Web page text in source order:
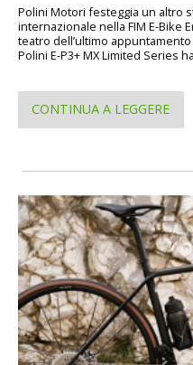
Polini Motori festeggia un altro
internazionale nella FIM E-Bike
teatro dell’ultimo
Polini E-P3+ MX Limited Series
CONTINUA A LEGGERE